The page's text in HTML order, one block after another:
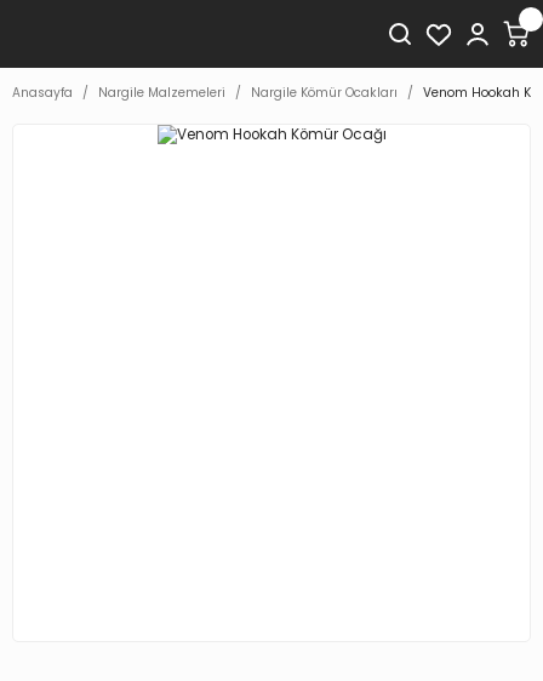
Anasayfa Nargile Malzemeleri Nargile Kömür Ocakları Venom Hookah